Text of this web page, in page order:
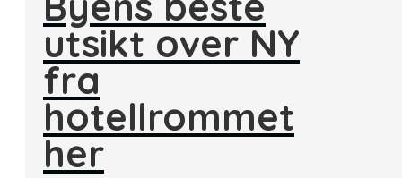
utsikt over NY
fra
hotellrommet
her